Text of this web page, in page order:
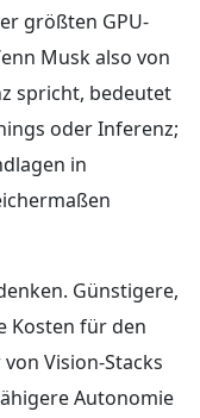
größten GPU-
Musk also von
spricht, bedeutet
oder Inferenz;
in
Günstigere,
Kosten für den
Vision-Stacks
Autonomie